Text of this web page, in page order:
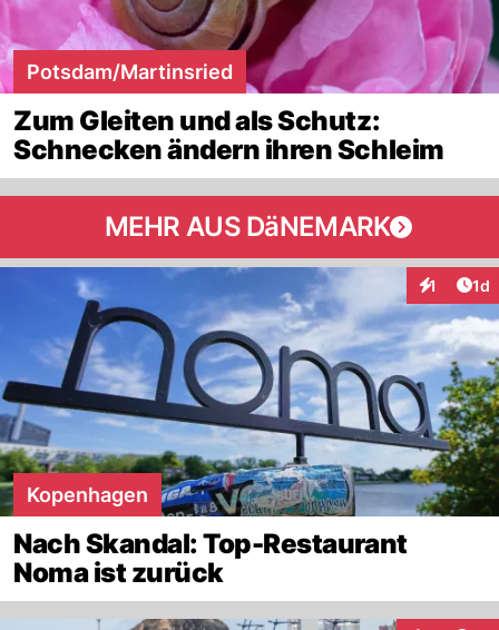
Potsdam/Martinsried
Zum Gleiten und als Schutz:
Schnecken ändern ihren Schleim
MEHR AUS DäNEMARK
1 1d
Kopenhagen
Nach Skandal: Top-Restaurant
Noma ist zurück